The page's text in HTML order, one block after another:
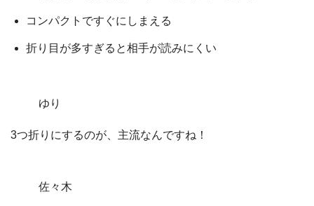
コンパクトですぐにしまえる
折り目が多すぎると相手が読みにくい
ゆり
3つ折りにするのが、主流なんですね！
佐々木